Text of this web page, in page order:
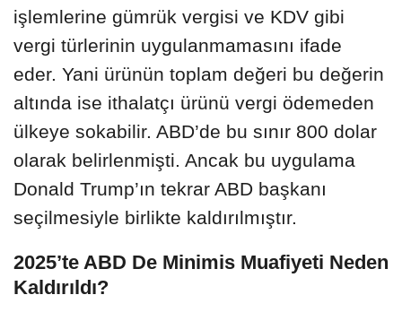
işlemlerine gümrük vergisi ve KDV gibi
vergi türlerinin uygulanmamasını ifade
eder. Yani ürünün toplam değeri bu değerin
altında ise ithalatçı ürünü vergi ödemeden
ülkeye sokabilir. ABD’de bu sınır 800 dolar
olarak belirlenmişti. Ancak bu uygulama
Donald Trump’ın tekrar ABD başkanı
seçilmesiyle birlikte kaldırılmıştır.
2025’te ABD De Minimis Muafiyeti Neden
Kaldırıldı?